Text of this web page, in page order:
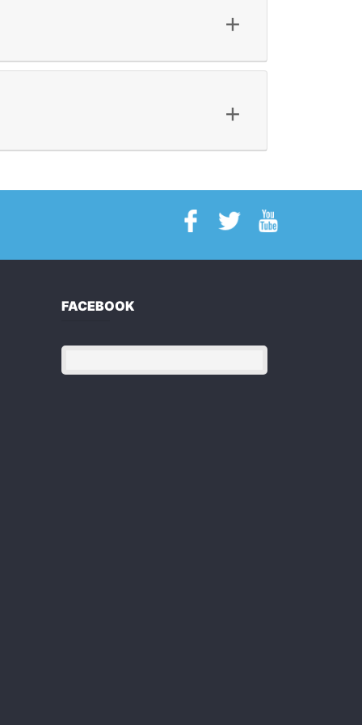
+
+
FACEBOOK